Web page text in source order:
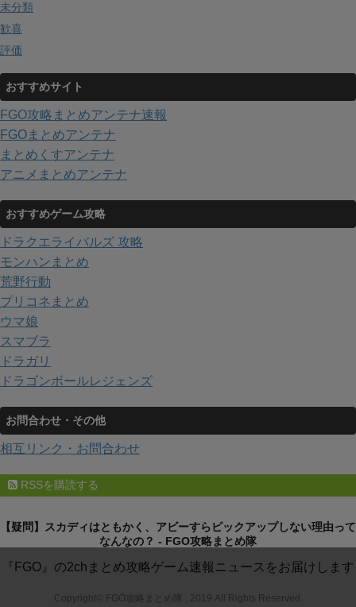
未分類
歓喜
評価
おすすめサイト
FGO攻略まとめアンテナ速報
FGOまとめアンテナ
まとめくすアンテナ
アニメまとめアンテナ
おすすめゲーム攻略
ドラクエライバルズ 攻略
モンハンまとめ
荒野行動
プリコネまとめ
ウマ娘
スマブラ
ドラガリ
ドラゴンボールレジェンズ
お問合わせ・その他
相互リンク・お問合わせ
RSSを購読する
【疑問】スカディはともかく、アビーすらピックアップしない理由って
なんなの？ - FGO攻略まとめ隊
『FGO』の2chまとめ攻略ゲーム速報ニュースをお届けします
Copyright© FGO攻略まとめ隊 , 2019 All Rights Reserved.